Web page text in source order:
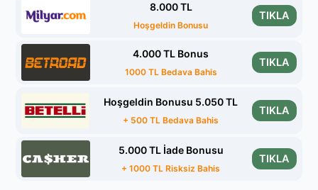
8.000 TL
Hoşgeldin Bonusu
TIKLA
4.000 TL Bonus
1000 TL Bedava Bahis
TIKLA
Hoşgeldin Bonusu 5.050 TL
+ 500 TL Bedava Bahis
TIKLA
5.000 TL İade Bonusu
+ 1000 TL Risksiz Bahis
TIKLA